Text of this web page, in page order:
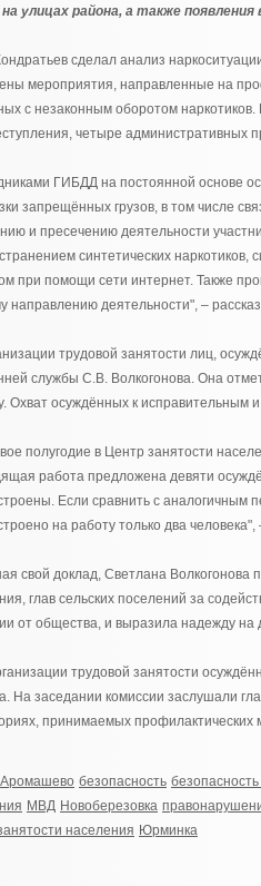
на улицах района, а также появления
сделал анализ
мероприятия, направленные на
с незаконным оборотом
четыре административных
ГИБДД на постоянной основе
запрещённых грузов, в том числе
и пресечению деятельности
синтетических
при помощи сети интернет. Также
направлению деятельности", –
трудовой занятости лиц,
службы С.В. Волкогонова. Она
Охват осуждённых к исправительным
полугодие в Центр занятости
работа предложена девяти
Если сравнить с аналогичным
на работу только два
свой доклад, Светлана Волкогонова
глав сельских поселений за
от общества, и выразила надежду
трудовой занятости
На заседании комиссии заслушали
принимаемых профилактических
Аромашево безопасность
МВД Новоберезовка
населения Юрминка